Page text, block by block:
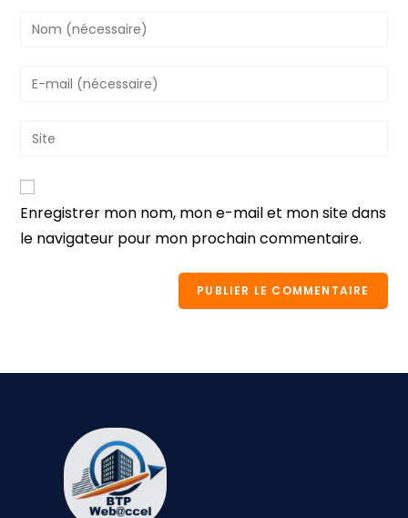
Enregistrer mon nom, mon e-mail et mon site dans
le navigateur pour mon prochain commentaire.